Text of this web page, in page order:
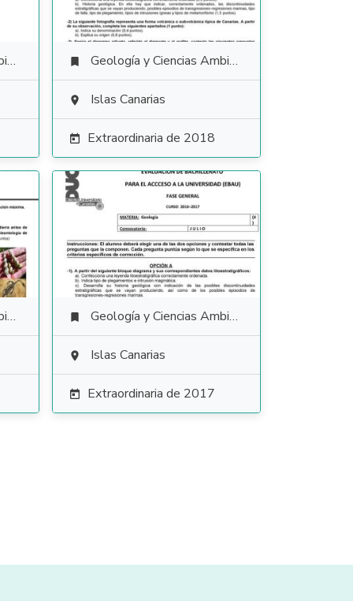
 Geología y Ciencias Ambientales
 Islas Canarias
 Extraordinaria de 2018
 Geología y Ciencias Ambientales
 Islas Canarias
 Extraordinaria de 2017